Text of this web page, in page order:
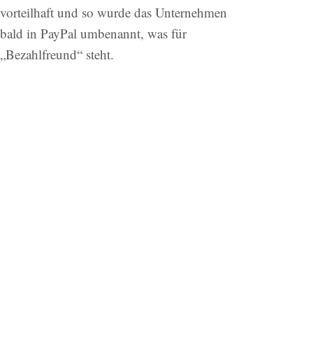
vorteilhaft und so wurde das Unternehmen
bald in PayPal umbenannt, was für
„Bezahlfreund“ steht.